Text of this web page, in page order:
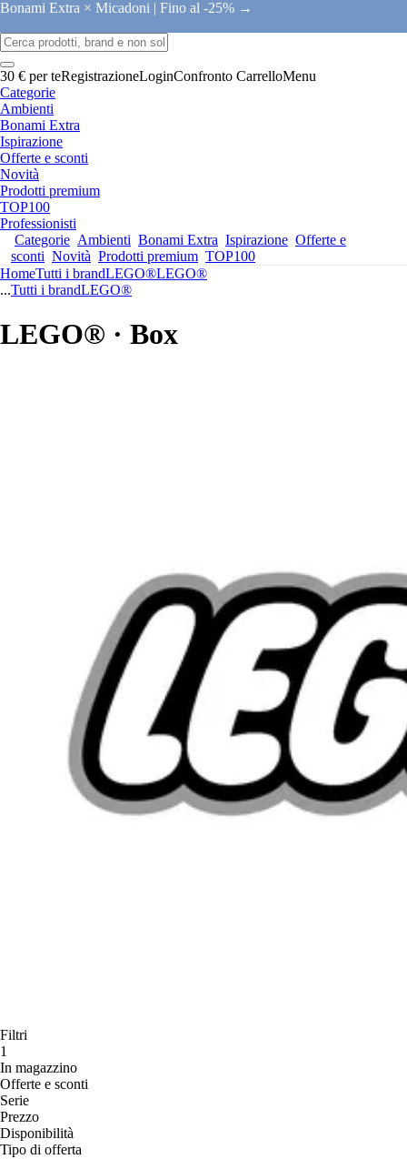
Bonami Extra × Micadoni | Fino al -25% →
30 € per teRegistrazioneLoginConfronto CarrelloMenu
Categorie
Ambienti
Bonami Extra
Ispirazione
Offerte e sconti
Novità
Prodotti premium
TOP100
Professionisti
Categorie Ambienti Bonami Extra Ispirazione Offerte e
sconti Novità Prodotti premium TOP100
HomeTutti i brandLEGO®LEGO®
...Tutti i brandLEGO®
LEGO® · Box
Filtri
1
In magazzino
Offerte e sconti
Serie
Prezzo
Disponibilità
Tipo di offerta